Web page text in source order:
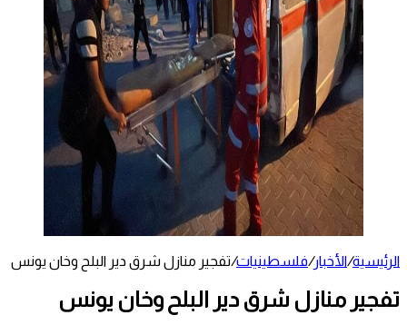
الرئيسية/الأخبار/فلسطينيات/تفجير منازل شرق دير البلح وخان يونس
تفجير منازل شرق دير البلح وخان يونس